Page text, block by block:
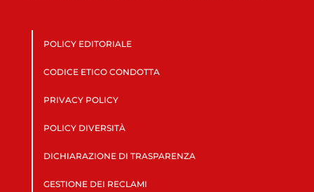
POLICY EDITORIALE
CODICE ETICO CONDOTTA
PRIVACY POLICY
POLICY DIVERSITÀ
DICHIARAZIONE DI TRASPARENZA
GESTIONE DEI RECLAMI